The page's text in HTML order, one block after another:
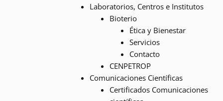
Laboratorios, Centros e Institutos
Bioterio
Ética y Bienestar
Servicios
Contacto
CENPETROP
Comunicaciones Científicas
Certificados Comunicaciones